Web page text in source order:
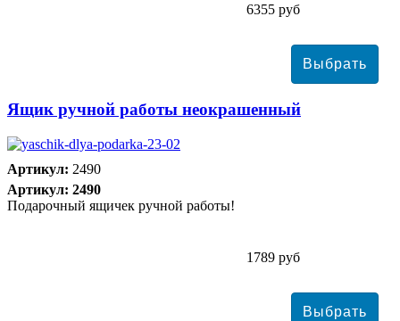
6355 руб
Ящик ручной работы неокрашенный
Артикул: 2490
Артикул: 2490
Подарочный ящичек ручной работы!
1789 руб